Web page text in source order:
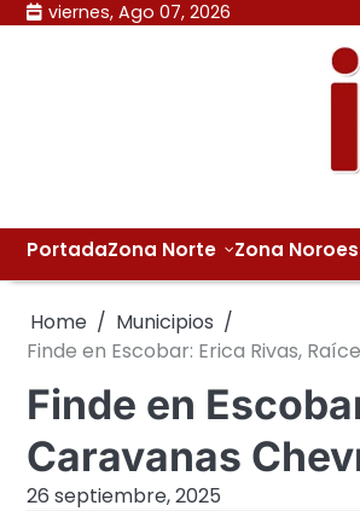
Skip viernes, Ago 07, 2026
PortadaZona Norte Zona
Home
Municipios
Finde en Escobar: Erica Rivas,
Finde en
Caravanas
26 septiembre, 2025